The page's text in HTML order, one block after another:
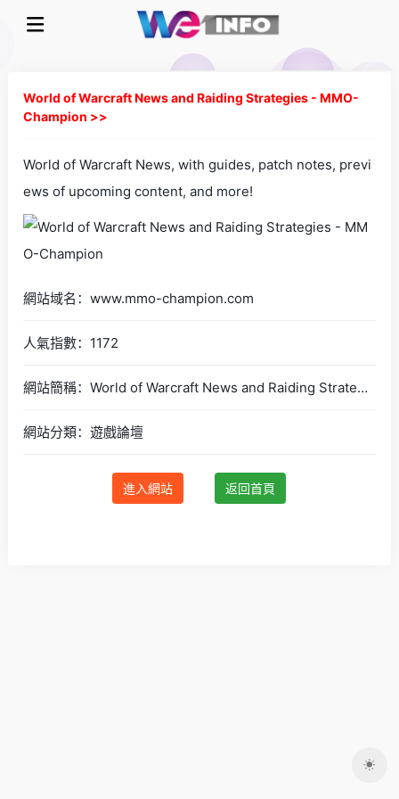
World of Warcraft News and Raiding Strategies - MMO-
Champion >>
World of Warcraft News, with guides, patch notes, previ
ews of upcoming content, and more!
網站域名：www.mmo-champion.com
人氣指數：1172
網站簡稱：World of Warcraft News and Raiding Strategies - MMO-Champion
網站分類：遊戲論壇
進入網站 返回首頁